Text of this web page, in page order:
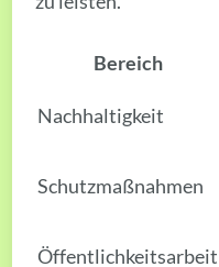
Bereich
Nachhaltigkeit
Schutzmaßnahmen
Öffentlichkeitsarbeit